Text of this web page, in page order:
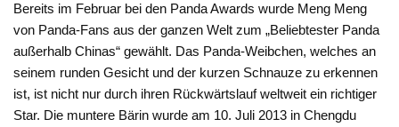
Bereits im Februar bei den Panda Awards wurde Meng Meng
von Panda-Fans aus der ganzen Welt zum „Beliebtester Panda
außerhalb Chinas“ gewählt. Das Panda-Weibchen, welches an
seinem runden Gesicht und der kurzen Schnauze zu erkennen
ist, ist nicht nur durch ihren Rückwärtslauf weltweit ein richtiger
Star. Die muntere Bärin wurde am 10. Juli 2013 in Chengdu